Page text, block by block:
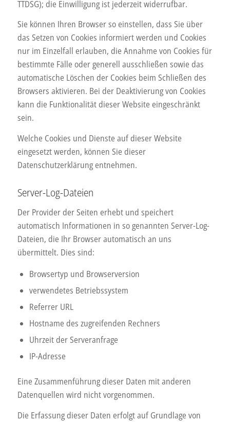
TTDSG); die Einwilligung ist jederzeit widerrufbar.
Sie können Ihren Browser so einstellen, dass Sie über
das Setzen von Cookies informiert werden und Cookies
nur im Einzelfall erlauben, die Annahme von Cookies für
bestimmte Fälle oder generell ausschließen sowie das
automatische Löschen der Cookies beim Schließen des
Browsers aktivieren. Bei der Deaktivierung von Cookies
kann die Funktionalität dieser Website eingeschränkt
sein.
Welche Cookies und Dienste auf dieser Website
eingesetzt werden, können Sie dieser
Datenschutzerklärung entnehmen.
Server-Log-Dateien
Der Provider der Seiten erhebt und speichert
automatisch Informationen in so genannten Server-Log-
Dateien, die Ihr Browser automatisch an uns
übermittelt. Dies sind:
Browsertyp und Browserversion
verwendetes Betriebssystem
Referrer URL
Hostname des zugreifenden Rechners
Uhrzeit der Serveranfrage
IP-Adresse
Eine Zusammenführung dieser Daten mit anderen
Datenquellen wird nicht vorgenommen.
Die Erfassung dieser Daten erfolgt auf Grundlage von